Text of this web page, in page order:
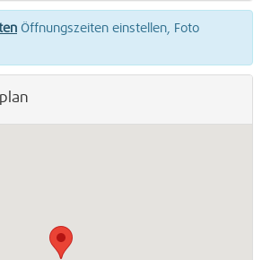
Öffnungszeiten einstellen, Foto